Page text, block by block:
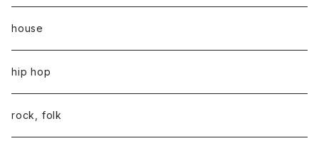
house
hip hop
rock, folk